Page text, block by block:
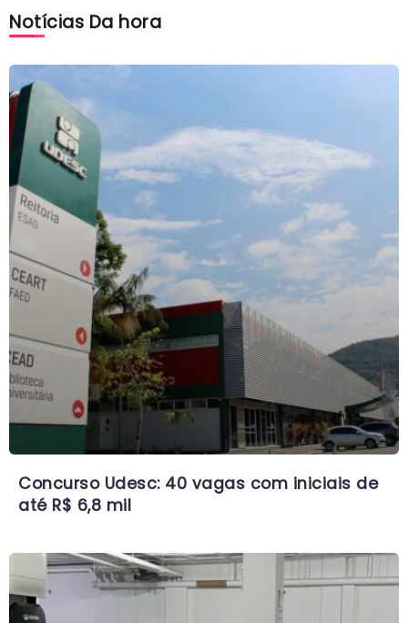
Notícias Da hora
Concurso Udesc: 40 vagas com iniciais de
até R$ 6,8 mil